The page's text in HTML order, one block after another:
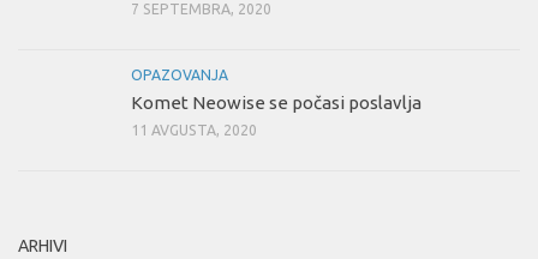
7 SEPTEMBRA, 2020
OPAZOVANJA
Komet Neowise se počasi poslavlja
11 AVGUSTA, 2020
ARHIVI